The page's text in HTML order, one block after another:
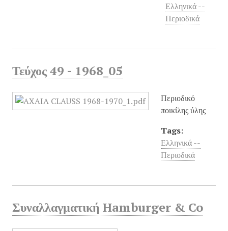
Ελληνικά --
Περιοδικά
Τεύχος 49 - 1968_05
Περιοδικό
ποικίλης ύλης
Tags:
Ελληνικά --
Περιοδικά
Συναλλαγματική Hamburger & Co